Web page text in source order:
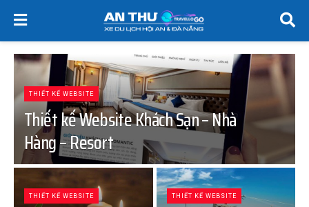
THIẾT KẾ WEBSITE
Thiết kế Website Khách Sạn – Nhà
Hàng – Resort
THIẾT KẾ WEBSITE THIẾT KẾ WEBSITE